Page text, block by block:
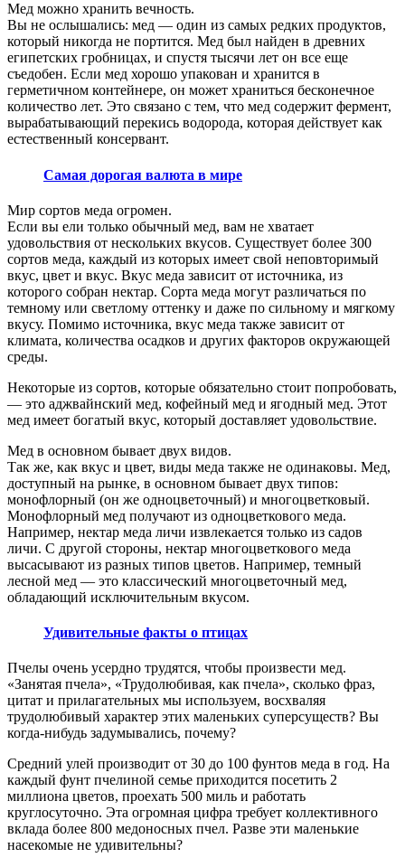
Мед можно хранить вечность.
Вы не ослышались: мед — один из самых редких продуктов,
который никогда не портится. Мед был найден в древних
египетских гробницах, и спустя тысячи лет он все еще
съедобен. Если мед хорошо упакован и хранится в
герметичном контейнере, он может храниться бесконечное
количество лет. Это связано с тем, что мед содержит фермент,
вырабатывающий перекись водорода, которая действует как
естественный консервант.
Самая дорогая валюта в мире
Мир сортов меда огромен.
Если вы ели только обычный мед, вам не хватает
удовольствия от нескольких вкусов. Существует более 300
сортов меда, каждый из которых имеет свой неповторимый
вкус, цвет и вкус. Вкус меда зависит от источника, из
которого собран нектар. Сорта меда могут различаться по
темному или светлому оттенку и даже по сильному и мягкому
вкусу. Помимо источника, вкус меда также зависит от
климата, количества осадков и других факторов окружающей
среды.
Некоторые из сортов, которые обязательно стоит попробовать,
— это аджвайнский мед, кофейный мед и ягодный мед. Этот
мед имеет богатый вкус, который доставляет удовольствие.
Мед в основном бывает двух видов.
Так же, как вкус и цвет, виды меда также не одинаковы. Мед,
доступный на рынке, в основном бывает двух типов:
монофлорный (он же одноцветочный) и многоцветковый.
Монофлорный мед получают из одноцветкового меда.
Например, нектар меда личи извлекается только из садов
личи. С другой стороны, нектар многоцветкового меда
высасывают из разных типов цветов. Например, темный
лесной мед — это классический многоцветочный мед,
обладающий исключительным вкусом.
Удивительные факты о птицах
Пчелы очень усердно трудятся, чтобы произвести мед.
«Занятая пчела», «Трудолюбивая, как пчела», сколько фраз,
цитат и прилагательных мы используем, восхваляя
трудолюбивый характер этих маленьких суперсуществ? Вы
когда-нибудь задумывались, почему?
Средний улей производит от 30 до 100 фунтов меда в год. На
каждый фунт пчелиной семье приходится посетить 2
миллиона цветов, проехать 500 миль и работать
круглосуточно. Эта огромная цифра требует коллективного
вклада более 800 медоносных пчел. Разве эти маленькие
насекомые не удивительны?